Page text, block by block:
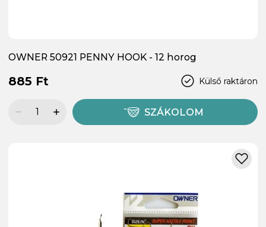
OWNER 50921 PENNY HOOK - 12 horog
Külső raktáron
885 Ft
SZÁKOLOM